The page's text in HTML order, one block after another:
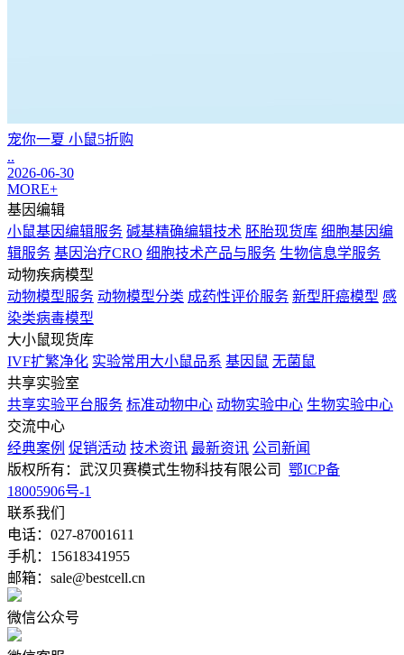
宠你一夏 小鼠5折购
..
2026-06-30
MORE+
基因编辑
小鼠基因编辑服务 碱基精确编辑技术 胚胎现货库 细胞基因编
辑服务 基因治疗CRO 细胞技术产品与服务 生物信息学服务
动物疾病模型
动物模型服务 动物模型分类 成药性评价服务 新型肝癌模型 感
染类病毒模型
大小鼠现货库
IVF扩繁净化 实验常用大小鼠品系 基因鼠 无菌鼠
共享实验室
共享实验平台服务 标准动物中心 动物实验中心 生物实验中心
交流中心
经典案例 促销活动 技术资讯 最新资讯 公司新闻
版权所有：武汉贝赛模式生物科技有限公司 鄂ICP备
18005906号-1
联系我们
电话：027-87001611
手机：15618341955
邮箱：sale@bestcell.cn
微信公众号